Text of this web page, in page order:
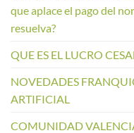
que aplace el pago del
resuelva?
QUE ES EL LUCRO
NOVEDADES
ARTIFICIAL
COMUNIDAD